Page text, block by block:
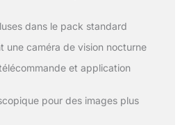
dans le pack standard
une caméra de vision nocturne
et application
pour des images plus